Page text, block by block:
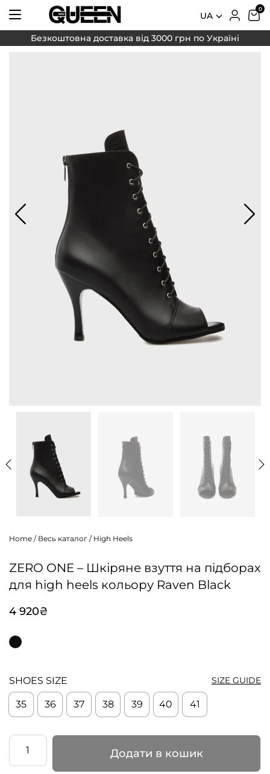
UA
Безкоштовна доставка від 3000 грн по Україні
Home / Весь каталог / High Heels
ZERO ONE – Шкіряне взуття на підборах
для high heels кольору Raven Black
4 920₴
SIZE GUIDE
SHOES SIZE
35 36 37 38 39 40 41
Додати в кошик